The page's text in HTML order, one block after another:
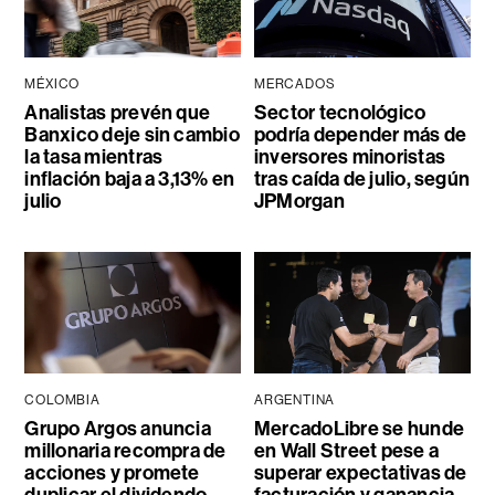
MÉXICO
Analistas prevén que
Banxico deje sin cambio
la tasa mientras
inflación baja a 3,13% en
julio
MERCADOS
Sector tecnológico
podría depender más de
inversores minoristas
tras caída de julio, según
JPMorgan
COLOMBIA
Grupo Argos anuncia
millonaria recompra de
acciones y promete
ARGENTINA
MercadoLibre se hunde
en Wall Street pese a
superar expectativas de